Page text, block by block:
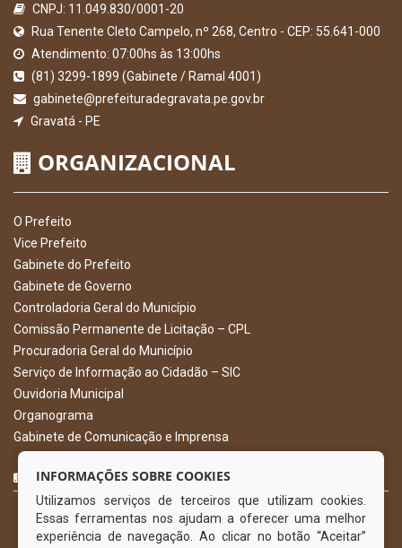
CNPJ: 11.049.830/0001-20
Rua Tenente Cleto Campelo, nº 268, Centro - CEP: 55.641-000
Atendimento: 07:00hs às 13:00hs
(81) 3299-1899 (Gabinete / Ramal 4001)
gabinete@prefeituradegravata.pe.gov.br
Gravatá - PE
ORGANIZACIONAL
O Prefeito
Vice Prefeito
Gabinete do Prefeito
Gabinete de Governo
Controladoria Geral do Município
Comissão Permanente de Licitação – CPL
Procuradoria Geral do Município
Serviço de Informação ao Cidadão – SIC
Ouvidoria Municipal
Organograma
Gabinete de Comunicação e Imprensa
CURTA NOSSA FAN PAGE
INFORMAÇÕES SOBRE COOKIES
Utilizamos serviços de terceiros que utilizam cookies.
Essas ferramentas nos ajudam a oferecer uma melhor
experiência de navegação. Ao clicar no botão “Aceitar”